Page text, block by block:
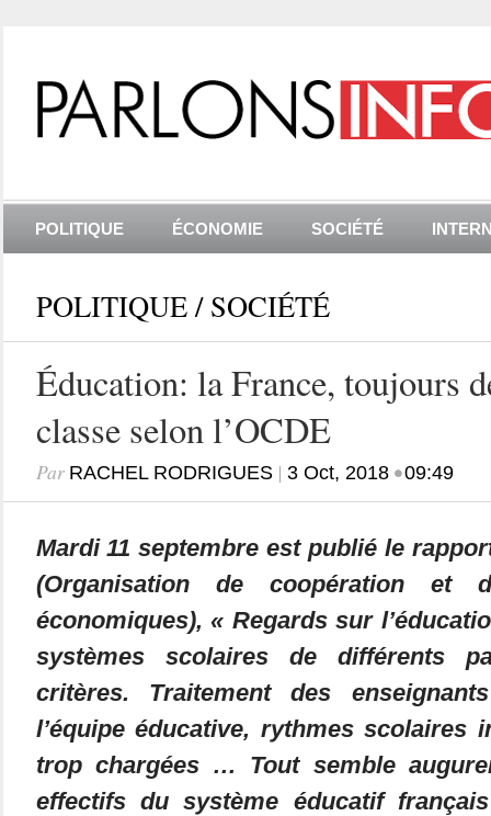
POLITIQUE ÉCONOMIE SOCIÉTÉ
POLITIQUE / SOCIÉTÉ
Éducation: la France, toujours
classe selon l’OCDE
Par RACHEL RODRIGUES| 3 Oct, 2018•09:49
Mardi 11 septembre est publié le
(Organisation de coopération et
économiques), « Regards sur
systèmes scolaires de différents
critères. Traitement des
l’équipe éducative, rythmes scolaires
trop chargées … Tout semble
effectifs du système éducatif